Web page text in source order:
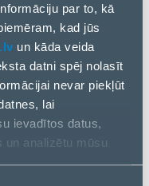
par to, kā
kad jūs
un kāda veida
datni spēj nolasīt
nevar piekļūt
lai
ievadītos datus,
un analizētu mūsu
Lindy ir veiksmīgi
savienojamības
digitalizējoties
izturīgiem
pieaugs. Esam
klientiem
kā Lindy,”
grupas vadītājs